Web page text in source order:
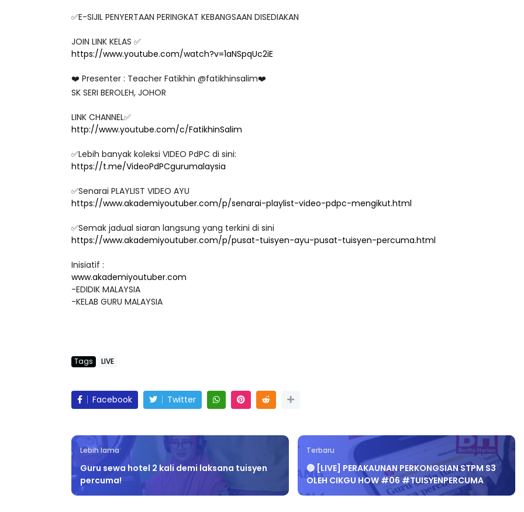
✅E-SIJIL PENYERTAAN PERINGKAT KEBANGSAAN DISEDIAKAN
JOIN LINK KELAS ✅
https://www.youtube.com/watch?v=1aNSpqUc2iE
❤️ Presenter : Teacher Fatikhin @fatikhinsalim❤️
SK SERI BEROLEH, JOHOR
LINK CHANNEL✅
http://www.youtube.com/c/FatikhinSalim
✅Lebih banyak koleksi VIDEO PdPC di sini:
https://t.me/VideoPdPCgurumalaysia
✅Senarai PLAYLIST VIDEO AYU
https://www.akademiyoutuber.com/p/senarai-playlist-video-pdpc-mengikut.html
✅Semak jadual siaran langsung yang terkini di sini
https://www.akademiyoutuber.com/p/pusat-tuisyen-ayu-pusat-tuisyen-percuma.html
Inisiatif :
www.akademiyoutuber.com
-EDIDIK MALAYSIA
-KELAB GURU MALAYSIA
Tags LIVE
Facebook Twitter
Lebih lama
Guru sewa hotel 2 kali demi laksana tuisyen
percuma!
Terbaru
🔴 [LIVE] PERAKAUNAN PERKONGSIAN STPM S3
OLEH CIKGU HOW #06 #TUISYENPERCUMA